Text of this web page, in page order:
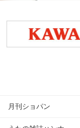
月刊ショパン